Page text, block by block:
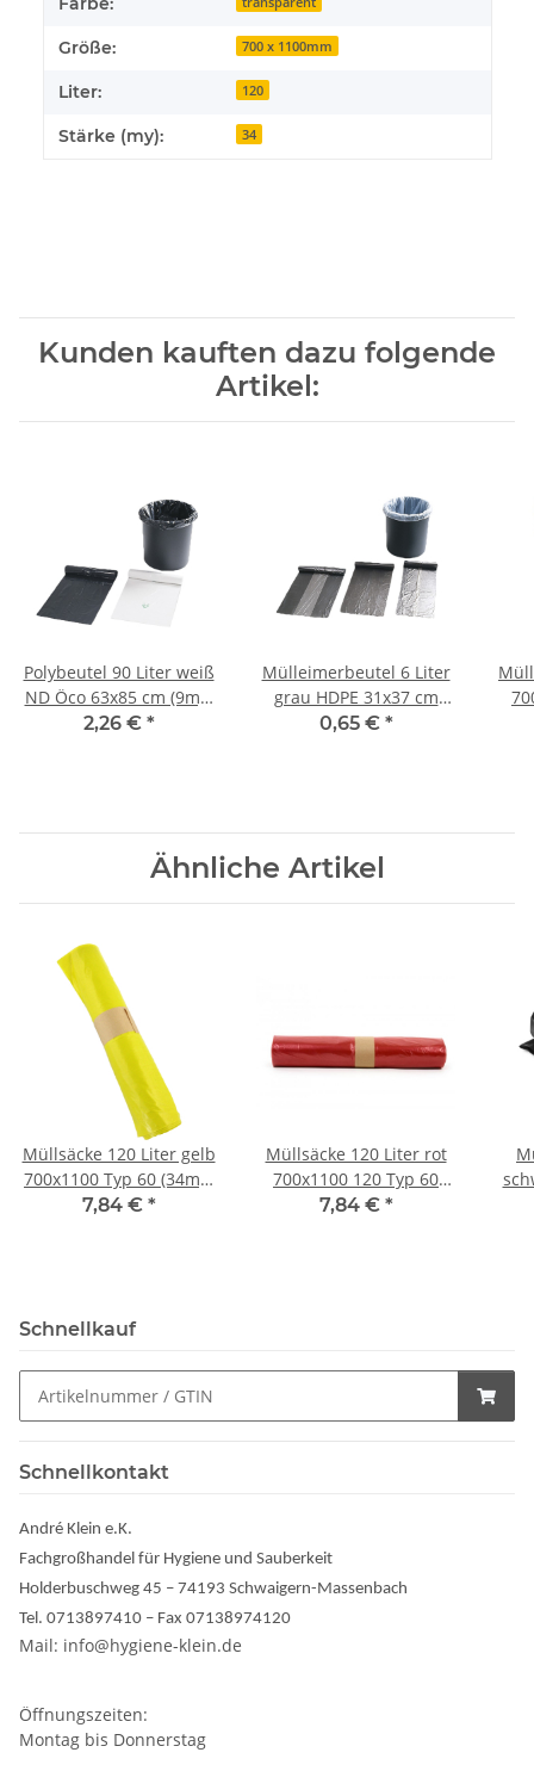
Größe: 700 x 1100mm
Liter: 120
Stärke (my): 34
Kunden kauften dazu folgende
Artikel:
Polybeutel 90 Liter weiß
ND Öco 63x85 cm (9my)
40 Stück/Rolle
2,26 € *
Mülleimerbeutel 6 Liter
grau HDPE 31x37 cm
(5my) 50 Stück/Rolle
0,65 € *
Ähnliche Artikel
Müllsäcke 120 Liter gelb
700x1100 Typ 60 (34my)
25 Stück/Rolle
7,84 € *
Müllsäcke 120 Liter rot
700x1100 120 Typ 60
(34my) 25 Stück/Rolle
7,84 € *
Schnellkauf
Schnellkontakt
André Klein e.K.
Fachgroßhandel für Hygiene und Sauberkeit
Holderbuschweg 45 – 74193 Schwaigern-Massenbach
Tel. 0713897410 – Fax 07138974120
Mail: info@hygiene-klein.de
Öffnungszeiten:
Montag bis Donnerstag